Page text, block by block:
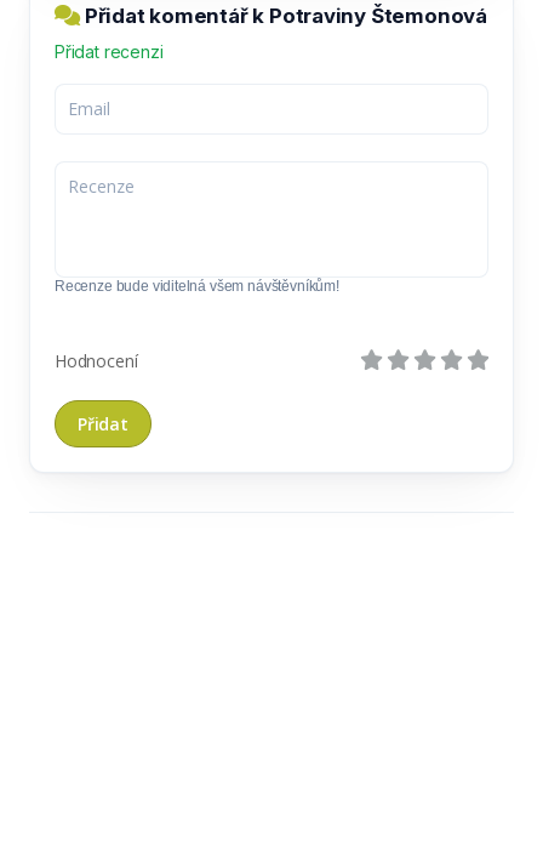
Přidat komentář k Potraviny Štemonová
Přidat recenzi
Recenze bude viditelná všem návštěvníkům!
Hodnocení